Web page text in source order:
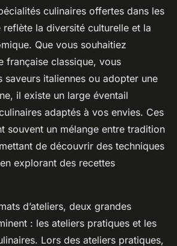
culinaires offertes dans les
reflète la diversité culturelle et la
Que vous souhaitiez
française classique, vous
saveurs italiennes ou adopter une
il existe un large éventail
adaptés à vos envies. Ces
souvent un mélange entre tradition
de découvrir des techniques
explorant des recettes
d’ateliers, deux grandes
: les ateliers pratiques et les
Lors des ateliers pratiques,